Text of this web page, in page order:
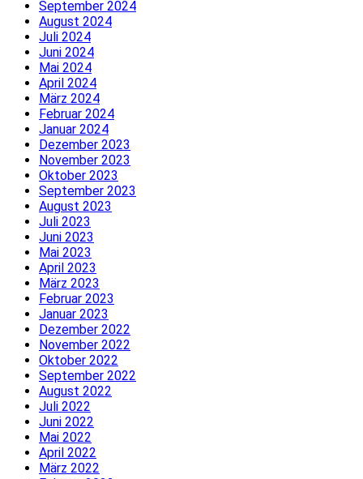
September 2024
August 2024
Juli 2024
Juni 2024
Mai 2024
April 2024
März 2024
Februar 2024
Januar 2024
Dezember 2023
November 2023
Oktober 2023
September 2023
August 2023
Juli 2023
Juni 2023
Mai 2023
April 2023
März 2023
Februar 2023
Januar 2023
Dezember 2022
November 2022
Oktober 2022
September 2022
August 2022
Juli 2022
Juni 2022
Mai 2022
April 2022
März 2022